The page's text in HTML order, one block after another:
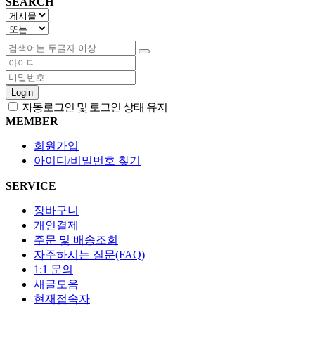
Login
자동로그인 및 로그인 상태 유지
MEMBER
회원가입
아이디/비밀번호 찾기
SERVICE
장바구니
개인결제
주문 및 배송조회
자주하시는 질문(FAQ)
1:1 문의
새글모음
현재접속자